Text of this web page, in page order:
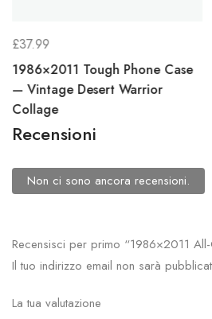
£37.99
1986×2011 Tough Phone Case
— Vintage Desert Warrior
Collage
Recensioni
Non ci sono ancora recensioni.
Recensisci per primo “1986×2011
Il tuo indirizzo email non sarà
La tua valutazione